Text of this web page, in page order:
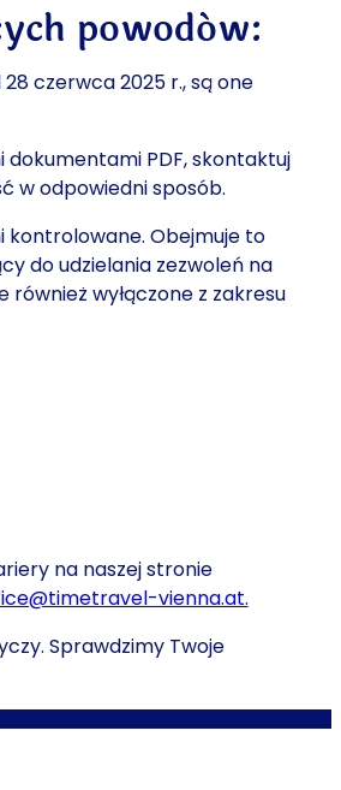
powodów:
czerwca 2025 r., są one
PDF, skontaktuj
vienna.at”)
w odpowiedni sposób.
Obejmuje to
do udzielania zezwoleń na
wyłączone z zakresu
na naszej stronie
vienna.at.
Sprawdzimy Twoje